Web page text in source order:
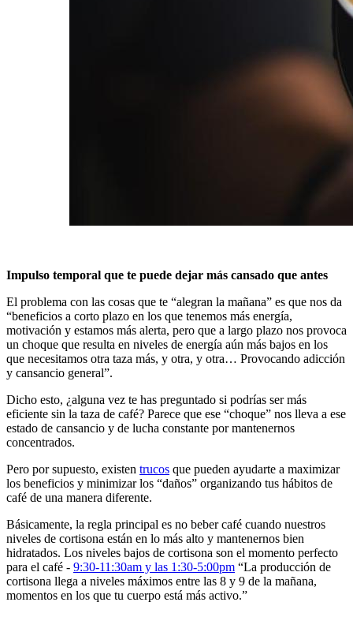
Impulso temporal que te puede dejar más cansado que antes
El problema con las cosas que te “alegran la mañana” es que nos da
“beneficios a corto plazo en los que tenemos más energía,
motivación y estamos más alerta, pero que a largo plazo nos provoca
un choque que resulta en niveles de energía aún más bajos en los
que necesitamos otra taza más, y otra, y otra… Provocando adicción
y cansancio general”.
Dicho esto, ¿alguna vez te has preguntado si podrías ser más
eficiente sin la taza de café? Parece que ese “choque” nos lleva a ese
estado de cansancio y de lucha constante por mantenernos
concentrados.
Pero por supuesto, existen trucos que pueden ayudarte a maximizar
los beneficios y minimizar los “daños” organizando tus hábitos de
café de una manera diferente.
Básicamente, la regla principal es no beber café cuando nuestros
niveles de cortisona están en lo más alto y mantenernos bien
hidratados. Los niveles bajos de cortisona son el momento perfecto
para el café - 9:30-11:30am y las 1:30-5:00pm “La producción de
cortisona llega a niveles máximos entre las 8 y 9 de la mañana,
momentos en los que tu cuerpo está más activo.”